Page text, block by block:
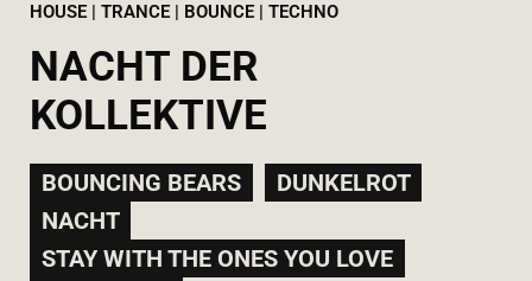
HOUSE | TRANCE | BOUNCE | TECHNO
NACHT DER
KOLLEKTIVE
BOUNCING BEARS
DUNKELROT
NACHT
STAY WITH THE ONES YOU LOVE